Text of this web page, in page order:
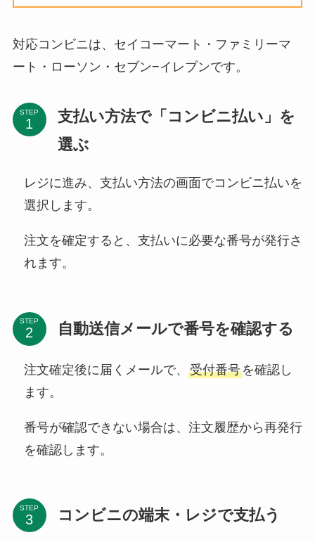
対応コンビニは、セイコーマート・ファミリーマ
ート・ローソン・セブン−イレブンです。
STEP
支払い方法で「コンビニ払い」を
選ぶ
レジに進み、支払い方法の画面でコンビニ払いを
選択します。
注文を確定すると、支払いに必要な番号が発行さ
れます。
STEP 自動送信メールで番号を確認する
注文確定後に届くメールで、 受付番号を確認し
ます。
番号が確認できない場合は、注文履歴から再発行
を確認します。
STEP コンビニの端末・レジで支払う